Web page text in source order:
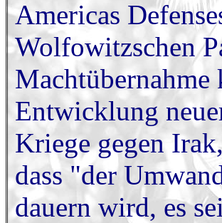
Americas
Wolfowitzschen
Entwicklung
Kriege gegen
dass "der
dauern wird, es